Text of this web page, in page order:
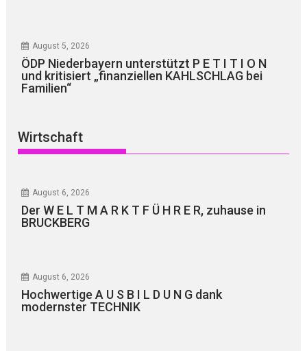
August 5, 2026
ÖDP Niederbayern unterstützt P E T I T I O N
und kritisiert „finanziellen KAHLSCHLAG bei
Familien“
Wirtschaft
August 6, 2026
Der W E L T M A R K T F Ü H R E R, zuhause in
BRUCKBERG
August 6, 2026
Hochwertige A U S B I L D U N G dank
modernster TECHNIK